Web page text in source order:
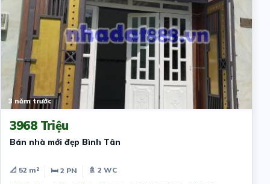
3 năm trước
3968 Triệu
Bán nhà mới đẹp Bình Tân
📐 52 m² 🛏 2 PN
🚿 2 WC